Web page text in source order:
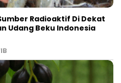
Radioaktif Di Dekat
Udang Beku Indonesia